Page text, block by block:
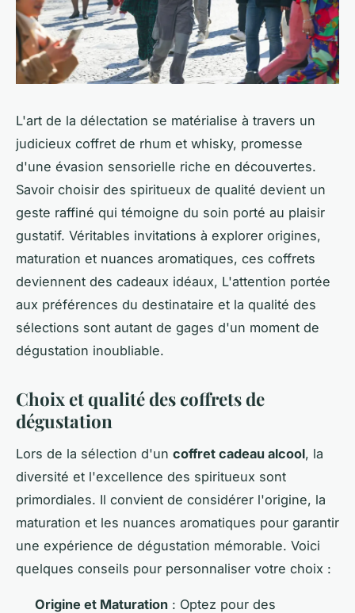
L'art de la délectation se matérialise à travers un
judicieux coffret de rhum et whisky, promesse
d'une évasion sensorielle riche en découvertes.
Savoir choisir des spiritueux de qualité devient un
geste raffiné qui témoigne du soin porté au plaisir
gustatif. Véritables invitations à explorer origines,
maturation et nuances aromatiques, ces coffrets
deviennent des cadeaux idéaux, L'attention portée
aux préférences du destinataire et la qualité des
sélections sont autant de gages d'un moment de
dégustation inoubliable.
Choix et qualité des coffrets de
dégustation
Lors de la sélection d'un coffret cadeau alcool, la
diversité et l'excellence des spiritueux sont
primordiales. Il convient de considérer l'origine, la
maturation et les nuances aromatiques pour garantir
une expérience de dégustation mémorable. Voici
quelques conseils pour personnaliser votre choix :
Origine et Maturation : Optez pour des